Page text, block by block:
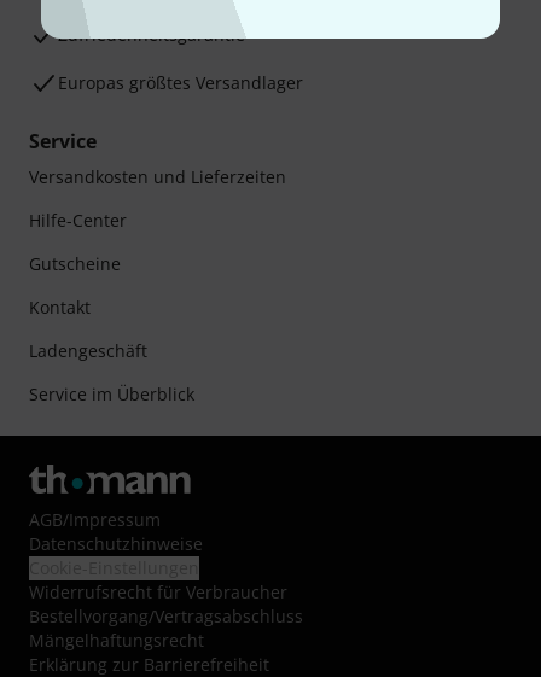
Zufriedenheitsgarantie
Europas größtes Versandlager
Service
Versandkosten und Lieferzeiten
Hilfe-Center
Gutscheine
Kontakt
Ladengeschäft
Service im Überblick
AGB/Impressum
Datenschutzhinweise
Widerrufsrecht für Verbraucher
Bestellvorgang/Vertragsabschluss
Mängelhaftungsrecht
Erklärung zur Barrierefreiheit